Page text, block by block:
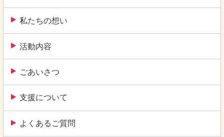
私たちの想い
活動内容
ごあいさつ
支援について
よくあるご質問